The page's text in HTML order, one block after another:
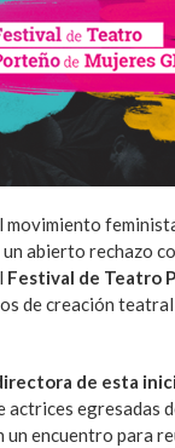
movimiento
abierto rechazo
Festival de Teatro
de creación
de esta
actrices egresadas
encuentro para